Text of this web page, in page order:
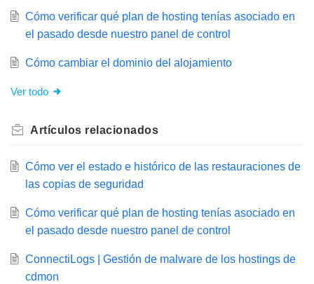
Cómo verificar qué plan de hosting tenías asociado en
el pasado desde nuestro panel de control
Cómo cambiar el dominio del alojamiento
Ver todo
Artículos relacionados
Cómo ver el estado e histórico de las restauraciones de
las copias de seguridad
Cómo verificar qué plan de hosting tenías asociado en
el pasado desde nuestro panel de control
ConnectiLogs | Gestión de malware de los hostings de
cdmon